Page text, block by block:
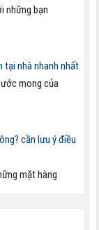
những bạn
tại nhà nhanh nhất
mong của
cần lưu ý điều
mặt hàng